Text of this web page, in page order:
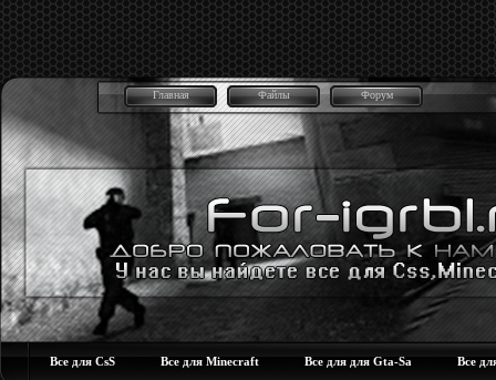
Главная Файлы Форум
Все для CsS Все для Minecraft Все для для Gta-Sa Все